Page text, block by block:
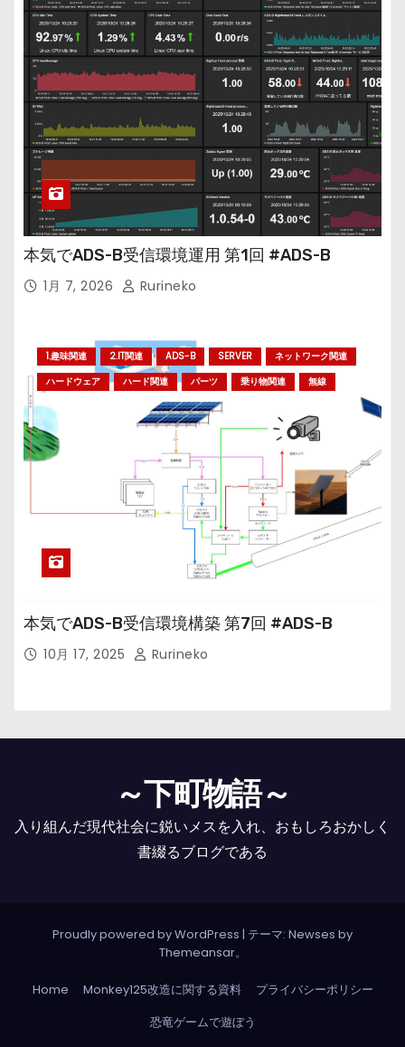
本気でADS-B受信環境運用 第1回 #ADS-B
1月 7, 2026 Rurineko
1.趣味関連 2.IT関連 ADS-B SERVER
ネットワーク関連
ハードウェア
ハード関連 パーツ 乗り物関連 無線
本気でADS-B受信環境構築 第7回 #ADS-B
10月 17, 2025 Rurineko
～下町物語～
入り組んだ現代社会に鋭いメスを入れ、おもしろおかしく
書綴るブログである
Proudly powered by WordPress | テーマ: Newses by
Themeansar。
Home Monkey125改造に関する資料
プライバシーポリシー
恐竜ゲームで遊ぼう